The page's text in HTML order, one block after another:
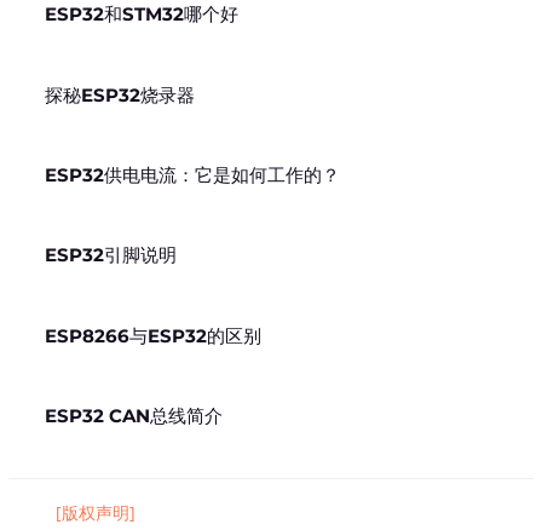
ESP32和STM32哪个好
探秘ESP32烧录器
ESP32供电电流：它是如何工作的？
ESP32引脚说明
ESP8266与ESP32的区别
ESP32 CAN总线简介
[版权声明]